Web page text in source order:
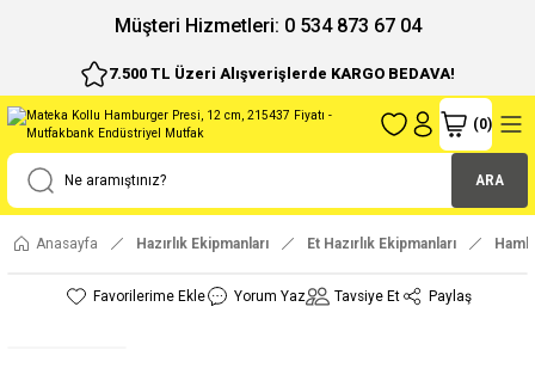
Müşteri Hizmetleri: 0 534 873 67 04
7.500 TL Üzeri Alışverişlerde KARGO BEDAVA!
ARA
(0)
Anasayfa Hazırlık Ekipmanları Et Hazırlık Ekipmanları
Yorum Yaz Tavsiye Et Paylaş